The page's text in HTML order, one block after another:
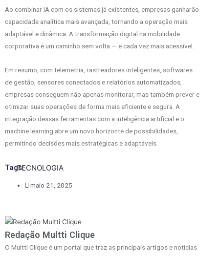
Ao combinar IA com os sistemas já existentes, empresas ganharão
capacidade analítica mais avançada, tornando a operação mais
adaptável e dinâmica. A transformação digital na mobilidade
corporativa é um caminho sem volta — e cada vez mais acessível.
Em resumo, com telemetria, rastreadores inteligentes, softwares
de gestão, sensores conectados e relatórios automatizados,
empresas conseguem não apenas monitorar, mas também prever e
otimizar suas operações de forma mais eficiente e segura. A
integração dessas ferramentas com a inteligência artificial e o
machine learning abre um novo horizonte de possibilidades,
permitindo decisões mais estratégicas e adaptáveis.
Tags:TECNOLOGIA
maio 21, 2025
Redação Multti Clique
O Multti Clique é um portal que traz as principais artigos e noticias